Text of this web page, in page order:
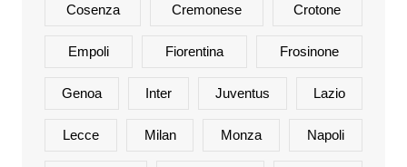
Cosenza Cremonese Crotone
Empoli Fiorentina Frosinone
Genoa Inter Juventus Lazio
Lecce Milan Monza Napoli